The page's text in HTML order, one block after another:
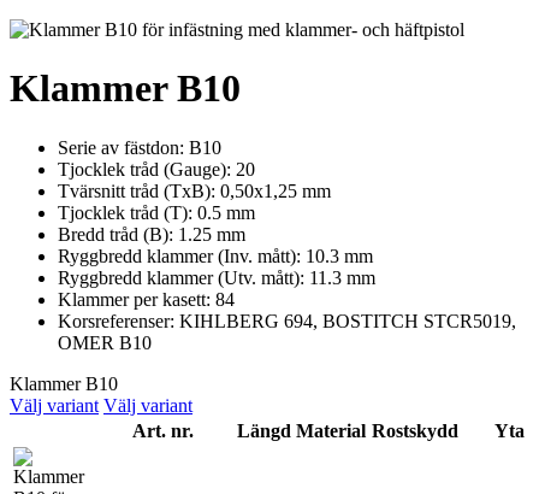
Klammer B10
Serie av fästdon: B10
Tjocklek tråd (Gauge): 20
Tvärsnitt tråd (TxB): 0,50x1,25 mm
Tjocklek tråd (T): 0.5 mm
Bredd tråd (B): 1.25 mm
Ryggbredd klammer (Inv. mått): 10.3 mm
Ryggbredd klammer (Utv. mått): 11.3 mm
Klammer per kasett: 84
Korsreferenser: KIHLBERG 694, BOSTITCH STCR5019,
OMER B10
Klammer B10
Välj variant Välj variant
Art. nr.
Längd Material Rostskydd Yta